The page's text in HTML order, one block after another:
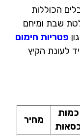
הכוללות
שבת ומיחם
פטריות חימום
לעונת הקיץ
כמות
מחיר